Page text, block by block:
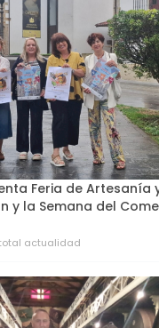
Feria de Artesanía
y la Semana del
actualidad